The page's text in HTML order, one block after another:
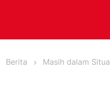
Berita Masih dalam